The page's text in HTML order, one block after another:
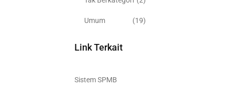
Umum (19)
Link Terkait
Sistem SPMB